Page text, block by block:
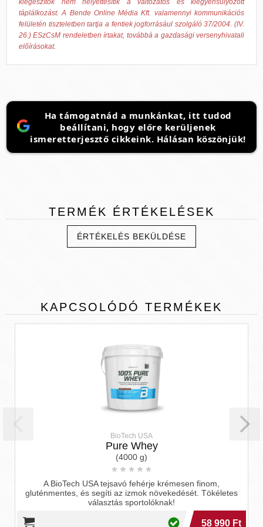
kiegészítők nem helyettesítik a változatos és kiegyensúlyozott
táplálkozást. A Bende Online Média Kft. valamennyi kommunikációs
felületén tiszteletben tartja a fentiek jogforrásául szolgáló 37/2004. (IV.
26.) ESzCsM rendeletben írtakat, továbbá a gazdasági versenyhivatali
előírásokat.
Ha támogatnád a munkánkat, itt tudod
beállítani, hogy előre kerüljenek
ismeretterjesztő cikkeink. Hálásan köszönjük!
TERMÉK ÉRTÉKELÉSEK
ÉRTÉKELÉS BEKÜLDÉSE
KAPCSOLÓDÓ TERMÉKEK
BioTech USA
Pure Whey
(4000 g)
A BioTech USA tejsavó fehérje krémesen finom,
gluténmentes, és segíti az izmok növekedését. Tökéletes
választás sportolóknak!
58 990 Ft